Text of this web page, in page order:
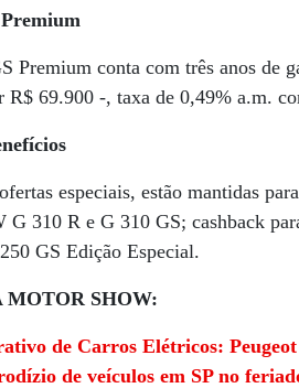
Premium conta com três anos de
R$ 69.900 -, taxa de 0,49% a.m.
especiais, estão mantidas
G 310 R e G 310 GS; cashback
GS Edição Especial.
MOTOR SHOW:
de Carros Elétricos:
de veículos em SP no